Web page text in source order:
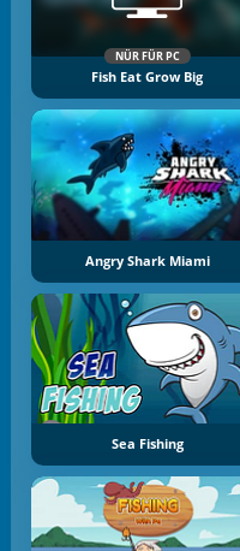
NÜR FÜR PC
Fish Eat Grow Big
Angry Shark Miami
Sea Fishing